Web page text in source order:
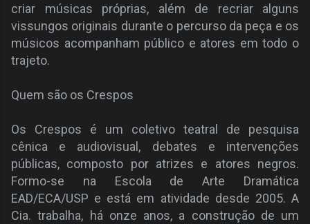
criar músicas próprias, além de recriar alguns
vissungos originais durante o percurso da peça e os
músicos acompanham público e atores em todo o
trajeto.
Quem são os Crespos
Os Crespos é um coletivo teatral de pesquisa
cênica e audiovisual, debates e intervenções
públicas, composto por atrizes e atores negros.
Formo-se na Escola de Arte Dramática
EAD/ECA/USP e está em atividade desde 2005. A
Cia. trabalha, há onze anos, a construção de um